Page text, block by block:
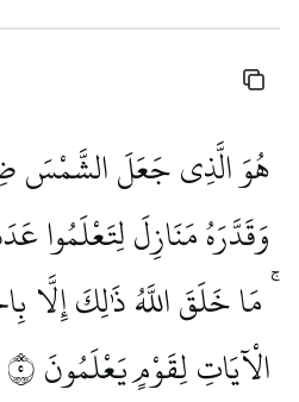
هُوَ الَّذِي جَعَلَ الشَّمْسَ
وَقَدَّرَهُ مَنَازِلَ لِتَعْلَمُوا
مَا خَلَقَ اللَّهُ ذَٰلِكَ إِلَّا
الْآيَاتِ لِقَوْمٍ يَعْلَمُونَ٥